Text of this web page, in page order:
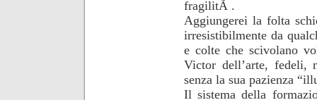
fragilitÃ .
Aggiungerei la folta
irresistibilmente da
e colte che scivolano
Victor dell’arte, fedeli,
senza la sua pazienza
Il sistema della